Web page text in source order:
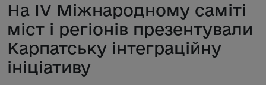
На IV Міжнародному саміті
міст і регіонів презентували
Карпатську інтеграційну
ініціативу